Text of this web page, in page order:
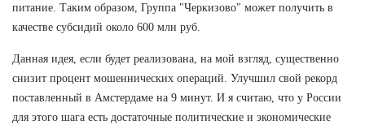
питание. Таким образом, Группа "Черкизово" может получить в
качестве субсидий около 600 млн руб.
Данная идея, если будет реализована, на мой взгляд, существенно
снизит процент мошеннических операций. Улучшил свой рекорд
поставленный в Амстердаме на 9 минут. И я считаю, что у России
для этого шага есть достаточные политические и экономические